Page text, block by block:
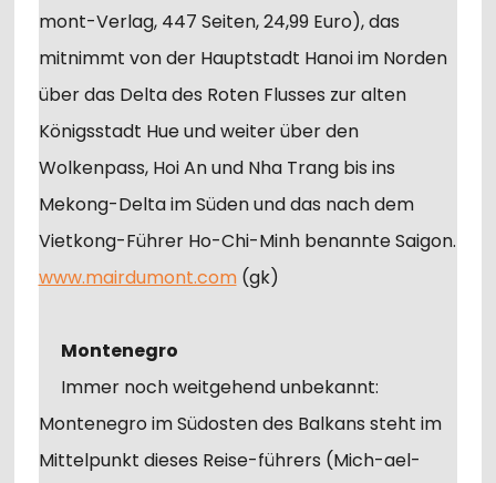
mont-Verlag, 447 Seiten, 24,99 Euro), das
mitnimmt von der Hauptstadt Hanoi im Norden
über das Delta des Roten Flusses zur alten
Königsstadt Hue und weiter über den
Wolkenpass, Hoi An und Nha Trang bis ins
Mekong-Delta im Süden und das nach dem
Vietkong-Führer Ho-Chi-Minh benannte Saigon.
www.mairdumont.com(gk)
Montenegro
Immer noch weitgehend unbekannt:
Montenegro im Südosten des Balkans steht im
Mittelpunkt dieses Reise-führers (Mich-ael-